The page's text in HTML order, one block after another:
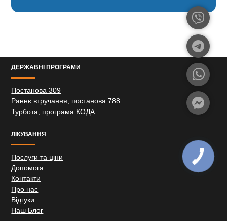
ДЕРЖАВНІ ПРОГРАМИ
Постанова 309
Раннє втручання, постанова 788
Турбота, програма КОДА
ЛІКУВАННЯ
Послуги та ціни
Допомога
Контакти
Про нас
Відгуки
Наш Блог